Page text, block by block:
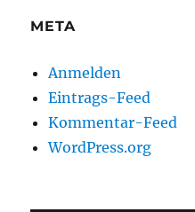
META
Anmelden
Eintrags-Feed
Kommentar-Feed
WordPress.org